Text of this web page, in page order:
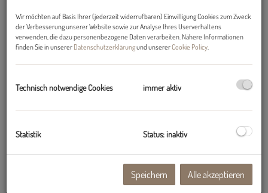
Beschreibung
Zur Vermietung gelangt diese gemütliche 3-Zimmer-Neubau-
Wohnung mit Süd-West-Balkon und 2 Autoabstellplätzen
- Ausrichtung: Süden und Westen
Wir möchten auf Basis Ihrer (jederzeit widerrufbaren) Einwilligung Cookies zum Zweck
der Verbesserung unserer Website sowie zur Analyse Ihres Userverhaltens
verwenden, die dazu personenbezogene Daten verarbeiten. Nähere Informationen
finden Sie in unserer Datenschutzerklärungund unsererCookie Policy.
Technisch notwendige Cookies immer aktiv
Statistik Status: inaktiv
Speichern Alle akzeptieren